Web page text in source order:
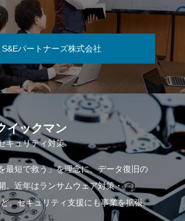
S&Eパートナーズ株式会社
イックマン
キュリティ対策
最短で救う」を理念に、データ復旧の
。近年はランサムウェア対策・
、セキュリティ支援にも事業を拡張。